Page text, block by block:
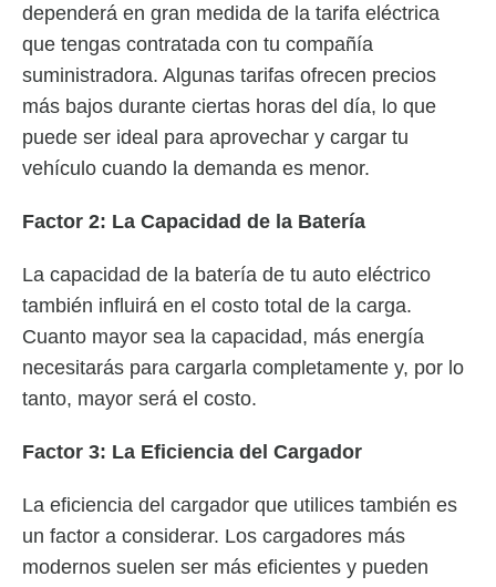
dependerá en gran medida de la tarifa eléctrica
que tengas contratada con tu compañía
suministradora. Algunas tarifas ofrecen precios
más bajos durante ciertas horas del día, lo que
puede ser ideal para aprovechar y cargar tu
vehículo cuando la demanda es menor.
Factor 2: La Capacidad de la Batería
La capacidad de la batería de tu auto eléctrico
también influirá en el costo total de la carga.
Cuanto mayor sea la capacidad, más energía
necesitarás para cargarla completamente y, por lo
tanto, mayor será el costo.
Factor 3: La Eficiencia del Cargador
La eficiencia del cargador que utilices también es
un factor a considerar. Los cargadores más
modernos suelen ser más eficientes y pueden